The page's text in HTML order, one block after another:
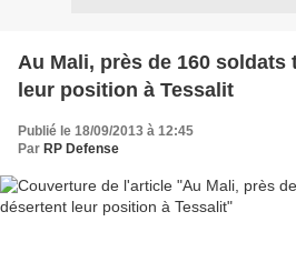
Au Mali, près de 160
leur position à Tessalit
Publié le 18/09/2013 à 12:45
Par RP Defense